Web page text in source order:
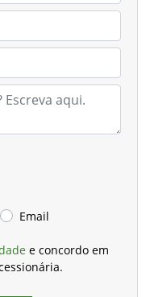
Email
e concordo em